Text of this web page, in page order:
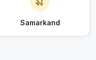
Samarkand